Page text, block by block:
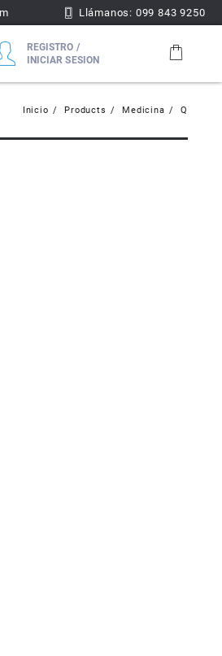
Llámanos: 099 843 9250
REGISTRO /
INICIAR SESION
Inicio Products Medicina Q